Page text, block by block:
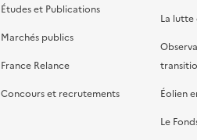
Études et Publications
Marchés publics
France Relance
Concours et recrutements
La
Éolien
Le